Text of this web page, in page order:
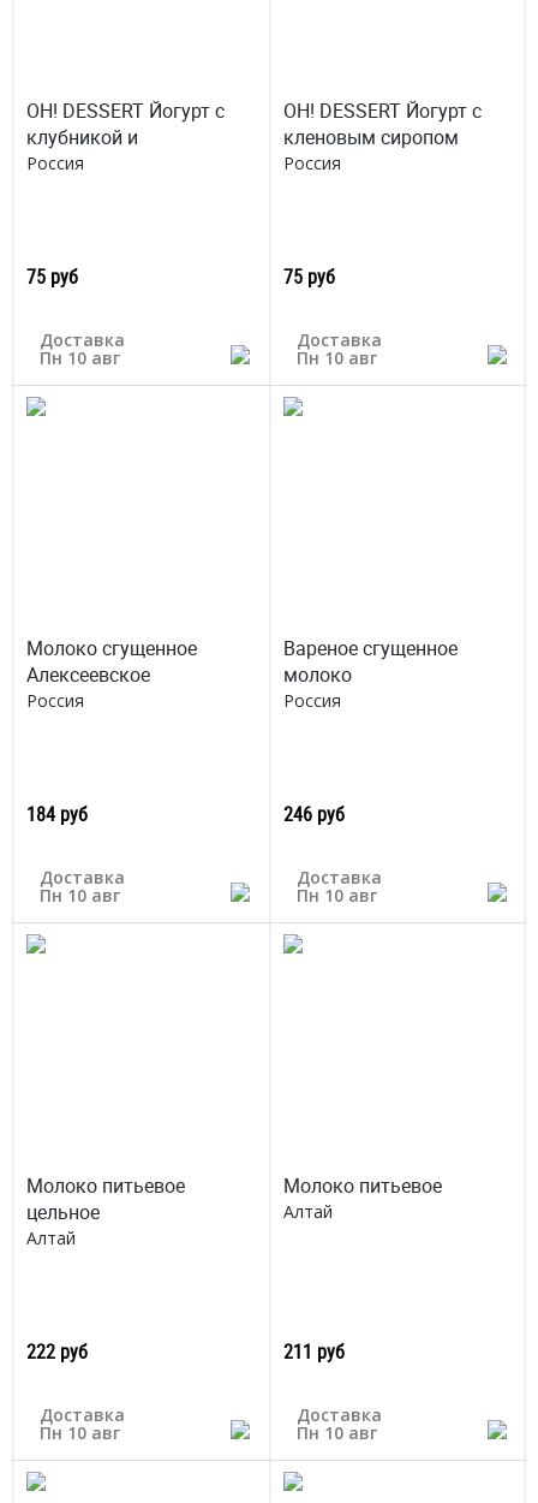
OH! DESSERT Йогурт с
клубникой и
Россия
75 руб
Доставка
Пн 10 авг
OH! DESSERT Йогурт с
кленовым сиропом
Россия
75 руб
Доставка
Пн 10 авг
Молоко сгущенное
Алексеевское
Россия
184 руб
Доставка
Пн 10 авг
Вареное сгущенное
молоко
Россия
246 руб
Доставка
Пн 10 авг
Молоко питьевое
цельное
Алтай
222 руб
Доставка
Пн 10 авг
Молоко питьевое
Алтай
211 руб
Доставка
Пн 10 авг